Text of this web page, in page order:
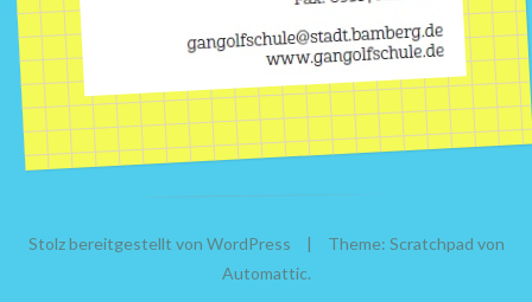
Stolz bereitgestellt von WordPress |
Theme: Scratchpad von
Automattic.